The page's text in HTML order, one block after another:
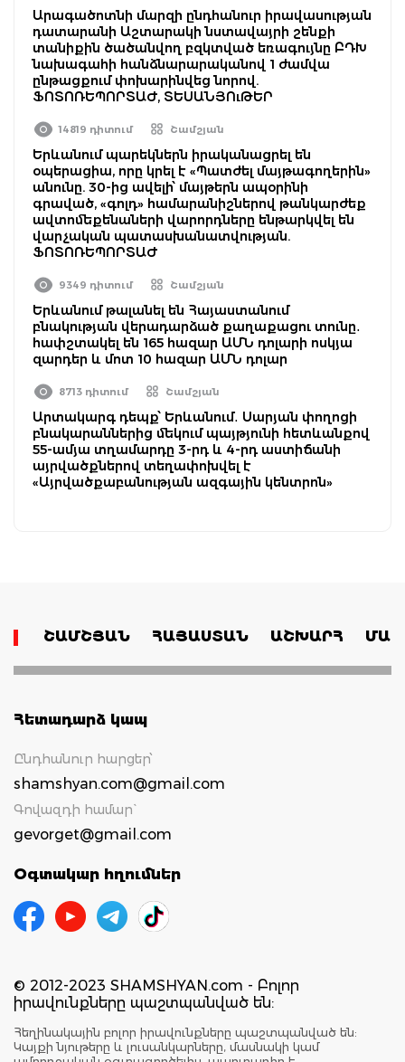
Արագածոտնի մարզի ընդհանուր իրավասության
դատարանի Աշտարակի նստավայրի շենքի
տանիքին ծածանվող բզկտված եռագույնը ԲԴԽ
նախագահի հանձնարարականով 1 ժամվա
ընթացքում փոխարինվեց նորով.
ՖՈՏՈՌԵՊՈՐՏԱԺ, ՏԵՍԱՆՅՈւԹԵՐ
14819 դիտում Շամշյան
Երևանում պարեկներն իրականացրել են
օպերացիա, որը կրել է «Պատժել մայթագողերին»
անունը. 30-ից ավելի՝ մայթերն ապօրինի
գրաված, «գոլդ» համարանիշներով թանկարժեք
ավտոմեքենաների վարորդները ենթարկվել են
վարչական պատասխանատվության.
ՖՈՏՈՌԵՊՈՐՏԱԺ
9349 դիտում Շամշյան
Երևանում թալանել են Հայաստանում
բնակության վերադարձած քաղաքացու տունը․
հափշտակել են 165 հազար ԱՄՆ դոլարի ոսկյա
զարդեր և մոտ 10 հազար ԱՄՆ դոլար
8713 դիտում Շամշյան
Արտակարգ դեպք՝ Երևանում․ Սարյան փողոցի
բնակարաններից մեկում պայթյունի հետևանքով
55-ամյա տղամարդը 3-րդ և 4-րդ աստիճանի
այրվածքներով տեղափոխվել է
«Այրվածքաբանության ազգային կենտրոն»
ՇԱՄՇՅԱՆ ՀԱՅԱՍՏԱՆ ԱՇԽԱՐՀ
Հետադարձ կապ
Ընդհանուր հարցեր՝
shamshyan.com@gmail.com
Գովազդի համար`
gevorget@gmail.com
Օգտակար հղումներ
© 2012-2023 SHAMSHYAN.com - Բոլոր
իրավունքները պաշտպանված են:
Հեղինակային բոլոր իրավունքները պաշտպանված են:
Կայքի նյութերը և լուսանկարները, մասնակի կամ